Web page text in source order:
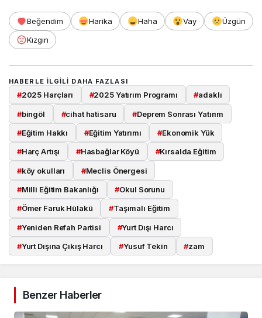
Beğendim Harika Haha Vay
Üzgün
Kızgın
HABERLE ILGILI DAHA FAZLASI
#2025 Harçları #2025 Yatırım Programı #adaklı
#bingöl #cihat hatisaru #Deprem Sonrası Yatırım
#Eğitim Hakkı #Eğitim Yatırımı #Ekonomik Yük
#Harç Artışı #Hasbağlar Köyü #Kırsalda Eğitim
#köy okulları #Meclis Önergesi
#Milli Eğitim Bakanlığı #Okul Sorunu
#Ömer Faruk Hülakü #Taşımalı Eğitim
#Yeniden Refah Partisi #Yurt Dışı Harcı
#Yurt Dışına Çıkış Harcı #Yusuf Tekin #zam
Benzer Haberler
Takip Et